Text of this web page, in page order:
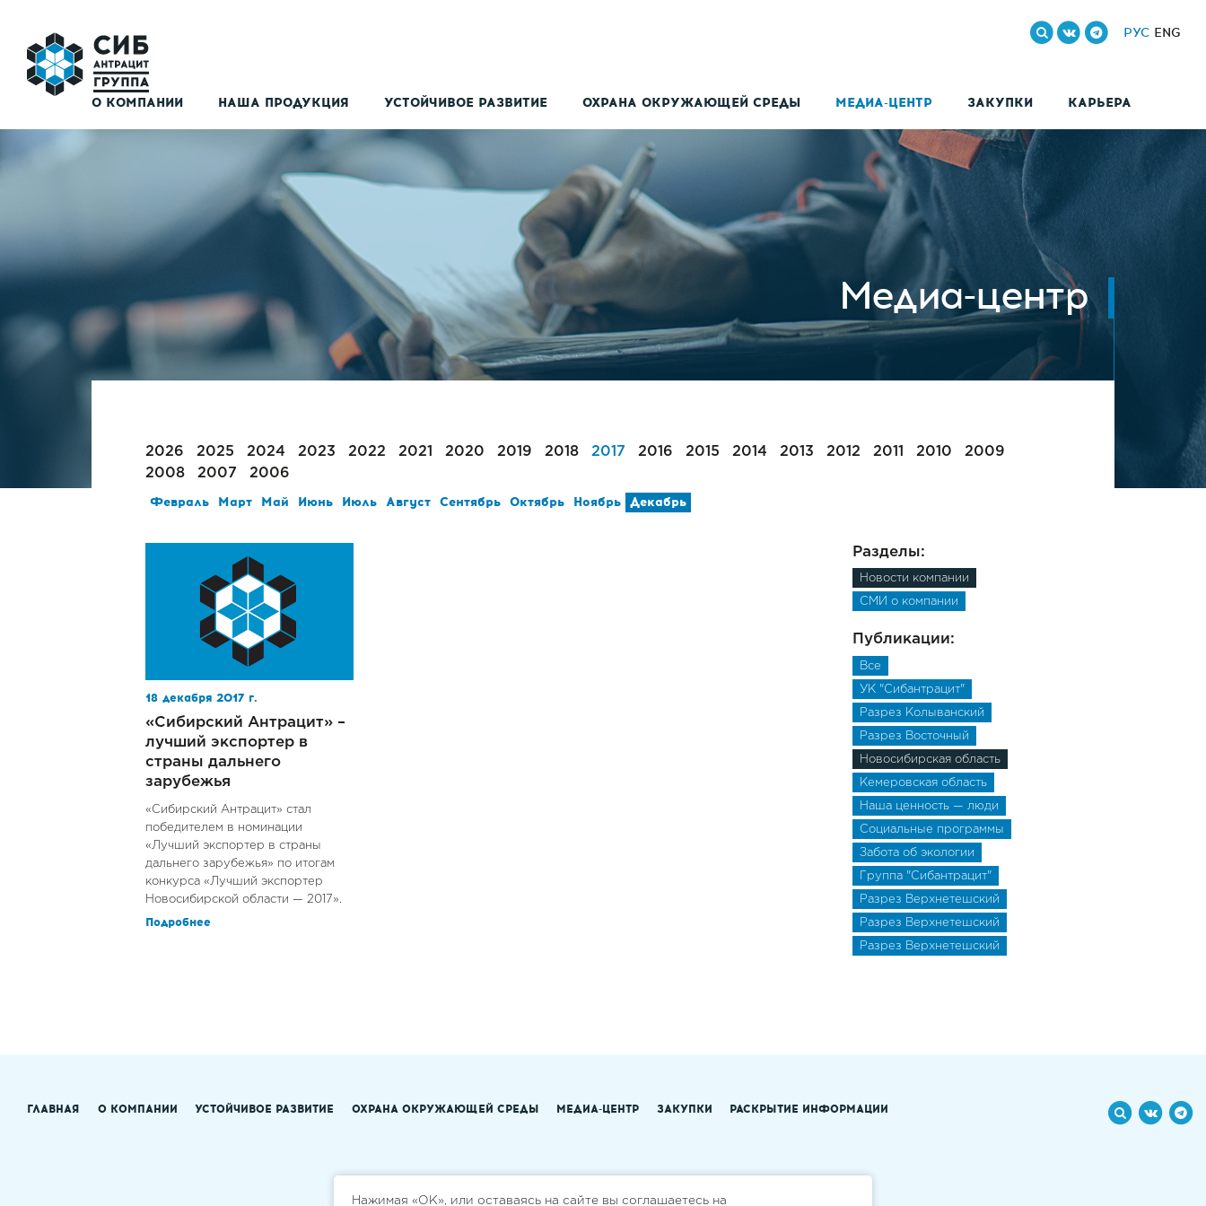
О КОМПАНИИ НАША ПРОДУКЦИЯ УСТОЙЧИВОЕ РАЗВИТИЕ ОХРАНА ОКРУЖАЮЩЕЙ СРЕДЫ МЕДИА-ЦЕНТР ЗАКУПКИ КАРЬЕРА
РУС ENG
Медиа-центр
2026 2025 2024 2023 2022 2021 2020 2019 2018 2017 2016 2015 2014 2013 2012 2011 2010
2009
2008
2007 2006
Февраль Март Май Июнь Июль Август Сентябрь Октябрь Ноябрь Декабрь
18 декабря 2017 г.
«Сибирский Антрацит» –
лучший экспортер в
страны дальнего
зарубежья
«Сибирский Антрацит» стал
победителем в номинации
«Лучший экспортер в страны
дальнего зарубежья» по итогам
конкурса «Лучший экспортер
Новосибирской области — 2017».
Подробнее
Разделы:
Новости компании
СМИ о компании
Публикации:
Все
УК "Сибантрацит"
Разрез Колыванский
Разрез Восточный
Новосибирская область
Кемеровская область
Наша ценность — люди
Социальные программы
Забота об экологии
Группа "Сибантрацит"
Разрез Верхнетешский
Разрез Верхнетешский
Разрез Верхнетешский
ГЛАВНАЯ О КОМПАНИИ УСТОЙЧИВОЕ РАЗВИТИЕ ОХРАНА ОКРУЖАЮЩЕЙ СРЕДЫ МЕДИА-ЦЕНТР ЗАКУПКИ РАСКРЫТИЕ ИНФОРМАЦИИ
Нажимая «ОК», или оставаясь на сайте вы соглашаетесь на